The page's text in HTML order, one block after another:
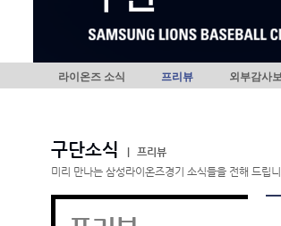
라이온즈 소식 프리뷰 외부감사
구단소식
프리뷰
미리 만나는 삼성라이온즈경기 소식들을 전해 드립니